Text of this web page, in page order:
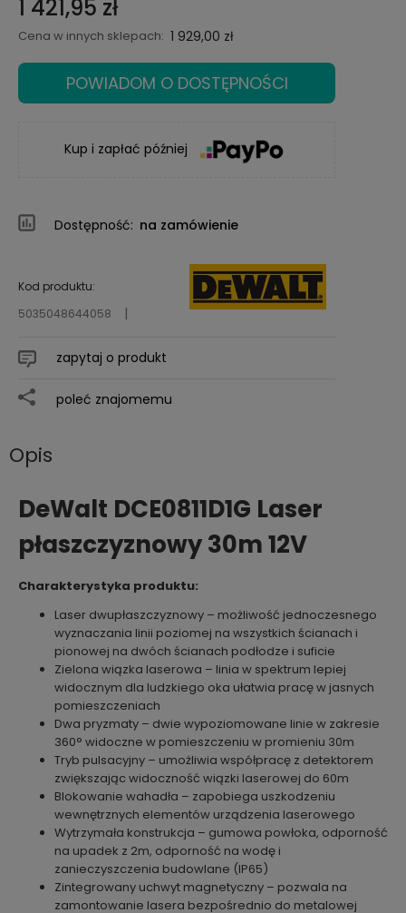
1 421,95 zł
Cena w innych sklepach: 1 929,00 zł
POWIADOM O DOSTĘPNOŚCI
Kup i zapłać później
Dostępność: na zamówienie
Kod produktu:
5035048644058
zapytaj o produkt
poleć znajomemu
Opis
DeWalt DCE0811D1G Laser
płaszczyznowy 30m 12V
Charakterystyka produktu:
Laser dwupłaszczyznowy – możliwość jednoczesnego
wyznaczania linii poziomej na wszystkich ścianach i
pionowej na dwóch ścianach podłodze i suficie
Zielona wiązka laserowa – linia w spektrum lepiej
widocznym dla ludzkiego oka ułatwia pracę w jasnych
pomieszczeniach
Dwa pryzmaty – dwie wypoziomowane linie w zakresie
360° widoczne w pomieszczeniu w promieniu 30m
Tryb pulsacyjny – umożliwia współpracę z detektorem
zwiększając widoczność wiązki laserowej do 60m
Blokowanie wahadła – zapobiega uszkodzeniu
wewnętrznych elementów urządzenia laserowego
Wytrzymała konstrukcja – gumowa powłoka, odporność
na upadek z 2m, odporność na wodę i
zanieczyszczenia budowlane (IP65)
Zintegrowany uchwyt magnetyczny – pozwala na
zamontowanie lasera bezpośrednio do metalowej